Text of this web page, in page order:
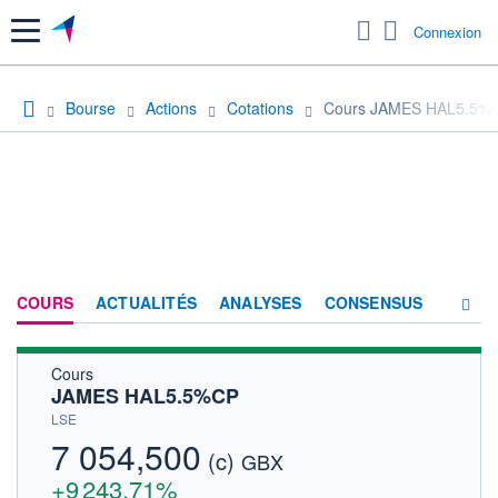
Menu Connexion
Bourse Actions Cotations Cours JAMES
COURS ACTUALITÉS ANALYSES CONSENSUS
ACTIONNAIRES
Cours
JAMES HAL5.5%CP
LSE
7 054,500 (c) GBX
+9 243,71%